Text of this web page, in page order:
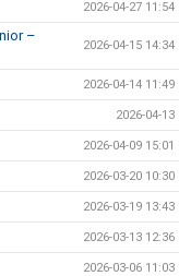
2026-04-27 11:54
–
2026-04-15 14:34
2026-04-14 11:49
2026-04-13
2026-04-09 15:01
2026-03-20 10:30
2026-03-19 13:43
2026-03-13 12:36
2026-03-06 11:03